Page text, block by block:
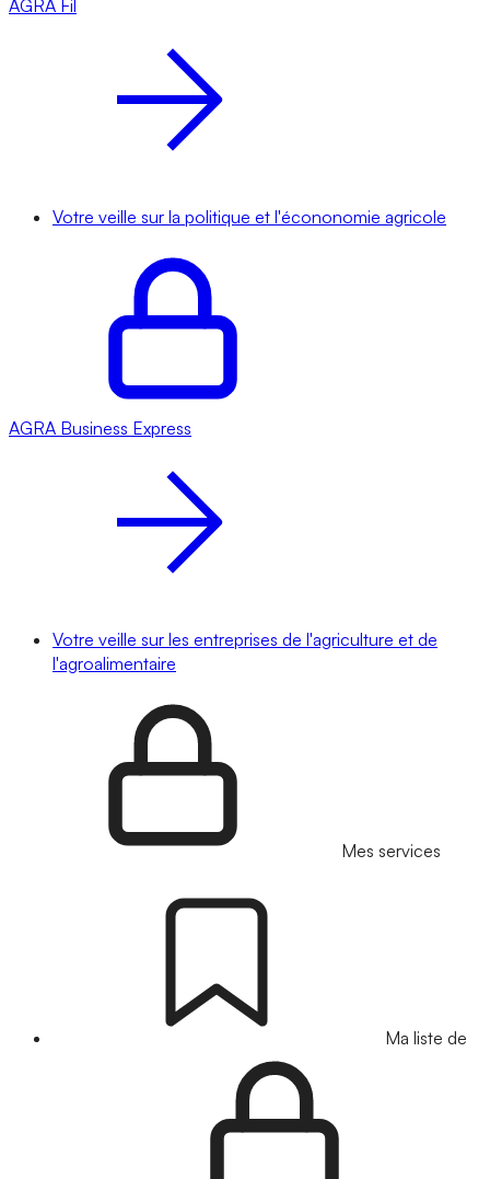
AGRA Fil
Votre veille sur la politique et l'écononomie agricole
AGRA Business Express
Votre veille sur les entreprises de l'agriculture et de
l'agroalimentaire
Mes services
Ma liste de